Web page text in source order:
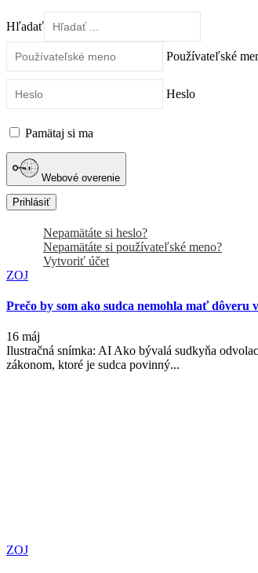
Hľadať
Používateľské
Heslo
Pamätaj si ma
Webové overenie
Prihlásiť
Nepamätáte si heslo?
Nepamätáte si používateľské meno?
Vytvoriť účet
ZOJ
Prečo by som ako sudca nemohla mať dôveru
16 máj
Ilustračná snímka: AI Ako bývalá sudkyňa
zákonom, ktoré je sudca povinný...
ZOJ